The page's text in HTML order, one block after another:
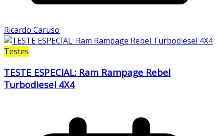
Ricardo Caruso
Testes
TESTE ESPECIAL: Ram Rampage Rebel
Turbodiesel 4X4